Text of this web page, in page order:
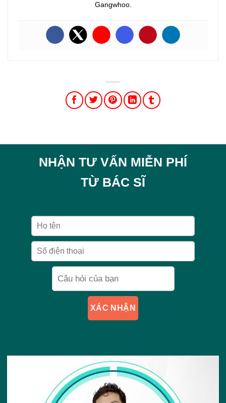
Gangwhoo.
NHẬN TƯ VẤN MIỄN PHÍ
TỪ BÁC SĨ
XÁC NHẬN